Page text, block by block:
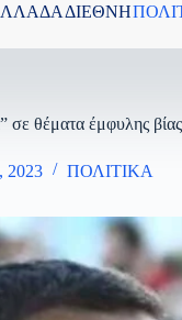
ΔΙΕΘΝΗ
σε θέματα έμφυλης
2023 ΠΟΛΙΤΙΚΑ